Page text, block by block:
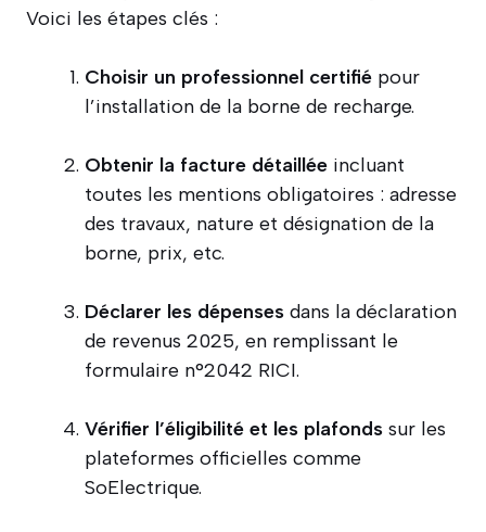
Voici les étapes clés :
Choisir un professionnel certifié pour
l’installation de la borne de recharge.
Obtenir la facture détaillée incluant
toutes les mentions obligatoires : adresse
des travaux, nature et désignation de la
borne, prix, etc.
Déclarer les dépenses dans la déclaration
de revenus 2025, en remplissant le
formulaire n°2042 RICI.
Vérifier l’éligibilité et les plafonds sur les
plateformes officielles comme
SoElectrique.